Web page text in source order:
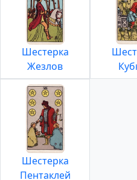
Шестерка
Жезлов
Шестерка
Пентаклей